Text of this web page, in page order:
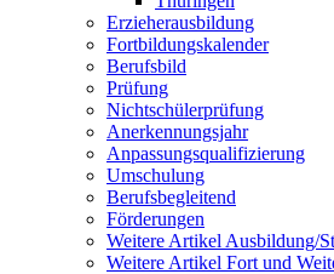
Erzieherausbildung
Fortbildungskalender
Berufsbild
Prüfung
Nichtschülerprüfung
Anerkennungsjahr
Anpassungsqualifizierung
Umschulung
Berufsbegleitend
Förderungen
Weitere Artikel Ausbildung/
Weitere Artikel Fort und